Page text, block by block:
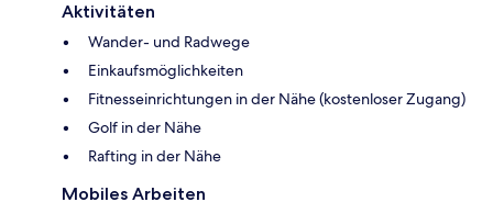
Aktivitäten
Wander- und Radwege
Einkaufsmöglichkeiten
Fitnesseinrichtungen in der Nähe (kostenloser Zugang)
Golf in der Nähe
Rafting in der Nähe
Mobiles Arbeiten